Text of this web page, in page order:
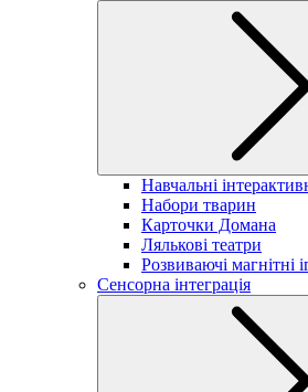
Навчальні
Набори тварин
Карточки Домана
Лялькові театри
Розвиваючі магнітні
Сенсорна інтеграція